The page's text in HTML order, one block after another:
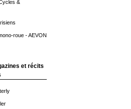
&
roue - AEVON
et récits